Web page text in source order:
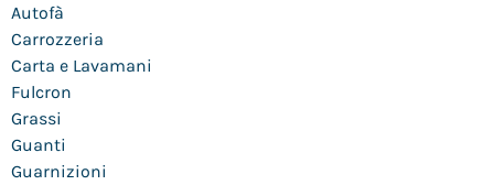
Autofà
Carrozzeria
Carta e Lavamani
Fulcron
Grassi
Guanti
Guarnizioni